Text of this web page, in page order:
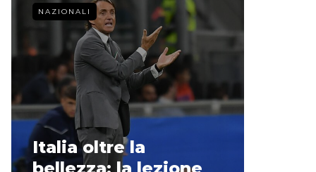
NAZIONALI
Italia oltre la